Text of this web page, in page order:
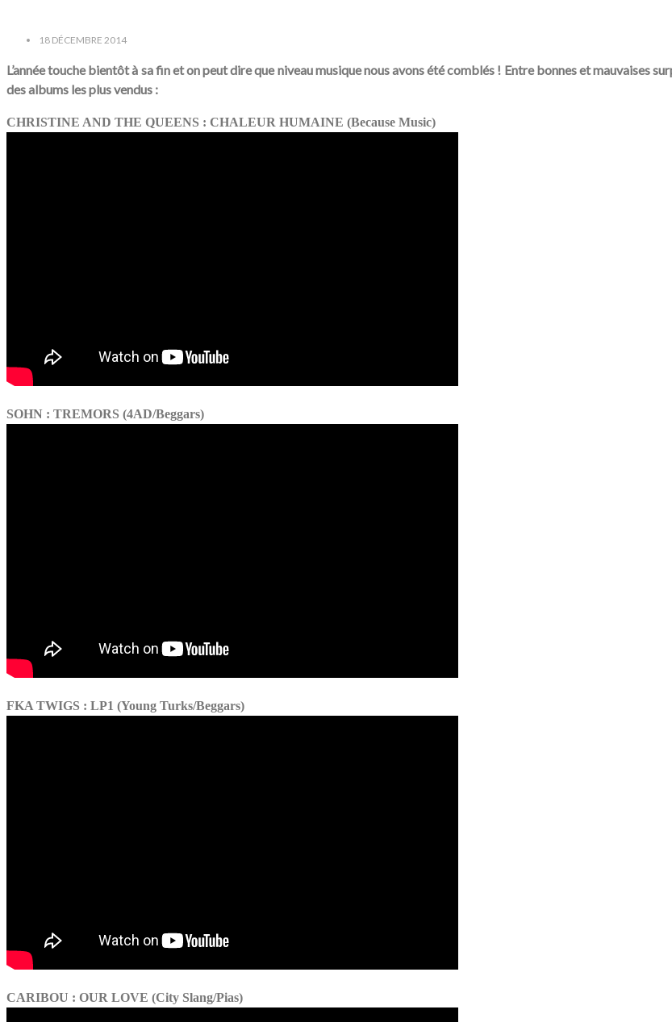
18 DÉCEMBRE 2014
L’année touche bientôt à sa fin et on peut dire que niveau musique nous avons été comblés ! Entre bonnes et mauvaises
des albums les plus vendus :
CHRISTINE AND THE QUEENS : CHALEUR HUMAINE (Because Music)
SOHN : TREMORS (4AD/Beggars)
FKA TWIGS : LP1 (Young Turks/Beggars)
CARIBOU : OUR LOVE (City Slang/Pias)